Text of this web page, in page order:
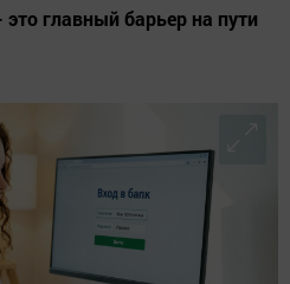
главный барьер на пути